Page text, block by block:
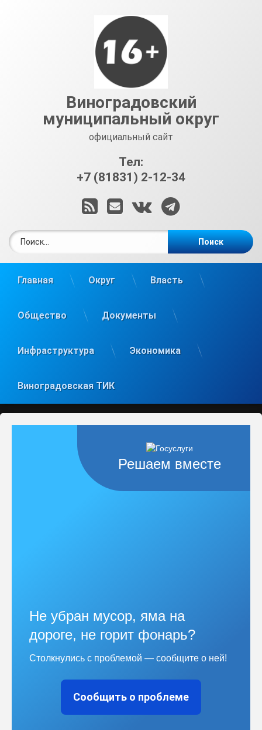
Виноградовский
муниципальный округ
официальный сайт
Тел:
+7 (81831) 2-12-34
RSSE-mailВКонтакте
Telegram
Главная Округ Власть
Общество Документы
Инфраструктура Экономика
Виноградовская ТИК
Решаем вместе
Не убран мусор, яма на
дороге, не горит фонарь?
Столкнулись с проблемой — сообщите о ней!
Сообщить о проблеме